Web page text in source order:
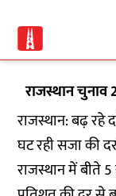
राजस्थान चुनाव
राजस्थान: बढ़ रहे
घट रही सजा की
राजस्थान में बीते